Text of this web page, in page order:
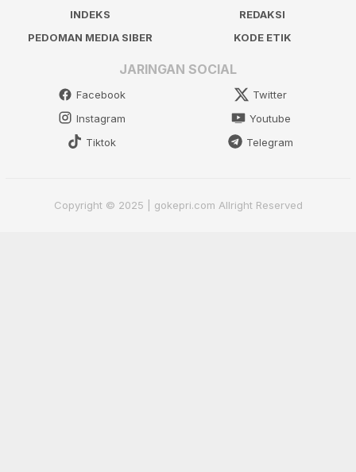
INDEKS
REDAKSI
PEDOMAN MEDIA SIBER
KODE ETIK
JARINGAN SOCIAL
Facebook
Twitter
Instagram
Youtube
Tiktok
Telegram
Copyright © 2025 | gokepri.com Allright Reserved